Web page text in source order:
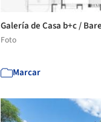
Galería de Casa b+c /
Foto
Marcar